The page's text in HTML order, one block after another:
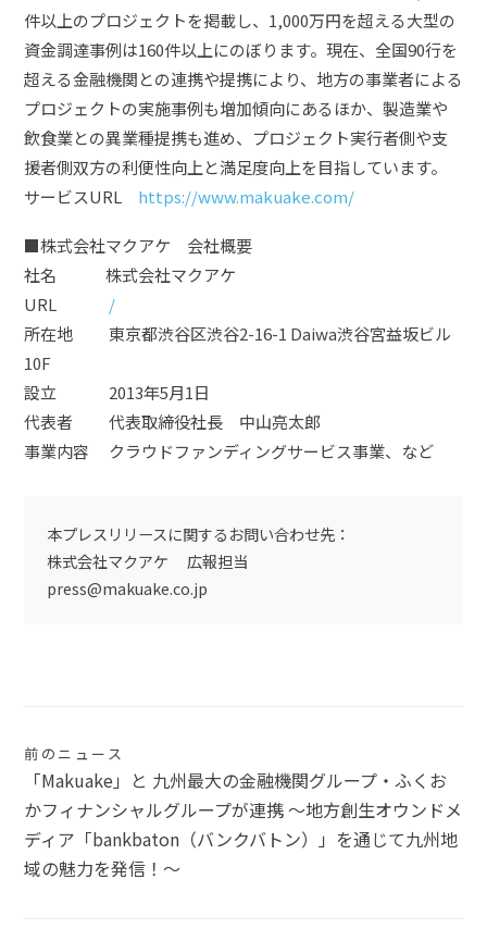
件以上のプロジェクトを掲載し、1,000万円を超える大型の
資金調達事例は160件以上にのぼります。現在、全国90行を
超える金融機関との連携や提携により、地方の事業者による
プロジェクトの実施事例も増加傾向にあるほか、製造業や
飲食業との異業種提携も進め、プロジェクト実行者側や支
援者側双方の利便性向上と満足度向上を目指しています。
サービスURL https://www.makuake.com/
■株式会社マクアケ 会社概要
社名 株式会社マクアケ
URL /
所在地 東京都渋谷区渋谷2-16-1 Daiwa渋谷宮益坂ビル
10F
設立 2013年5月1日
代表者 代表取締役社長 中山亮太郎
事業内容 クラウドファンディングサービス事業、など
本プレスリリースに関するお問い合わせ先：
株式会社マクアケ 広報担当
press@makuake.co.jp
投
稿
ナ
ビ
前のニュース
「Makuake」と 九州最大の金融機関グループ・ふくお
かフィナンシャルグループが連携 〜地方創生オウンドメ
ディア「bankbaton（バンクバトン）」を通じて九州地
域の魅力を発信！〜